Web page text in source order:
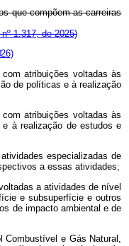
que compõem as carreiras
1.317, de 2025)
atribuições voltadas às
de políticas e à realização
atribuições voltadas às
à realização de estudos e
especializadas de
a essas atividades;
a atividades de nível
e subsuperfície e outros
de impacto ambiental e de
e Gás Natural,